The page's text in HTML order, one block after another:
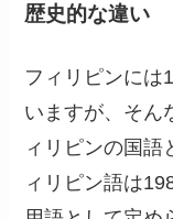
歴史的な違い
フィリピンには
いますが、そん
ィリピンの国語
ィリピン語は